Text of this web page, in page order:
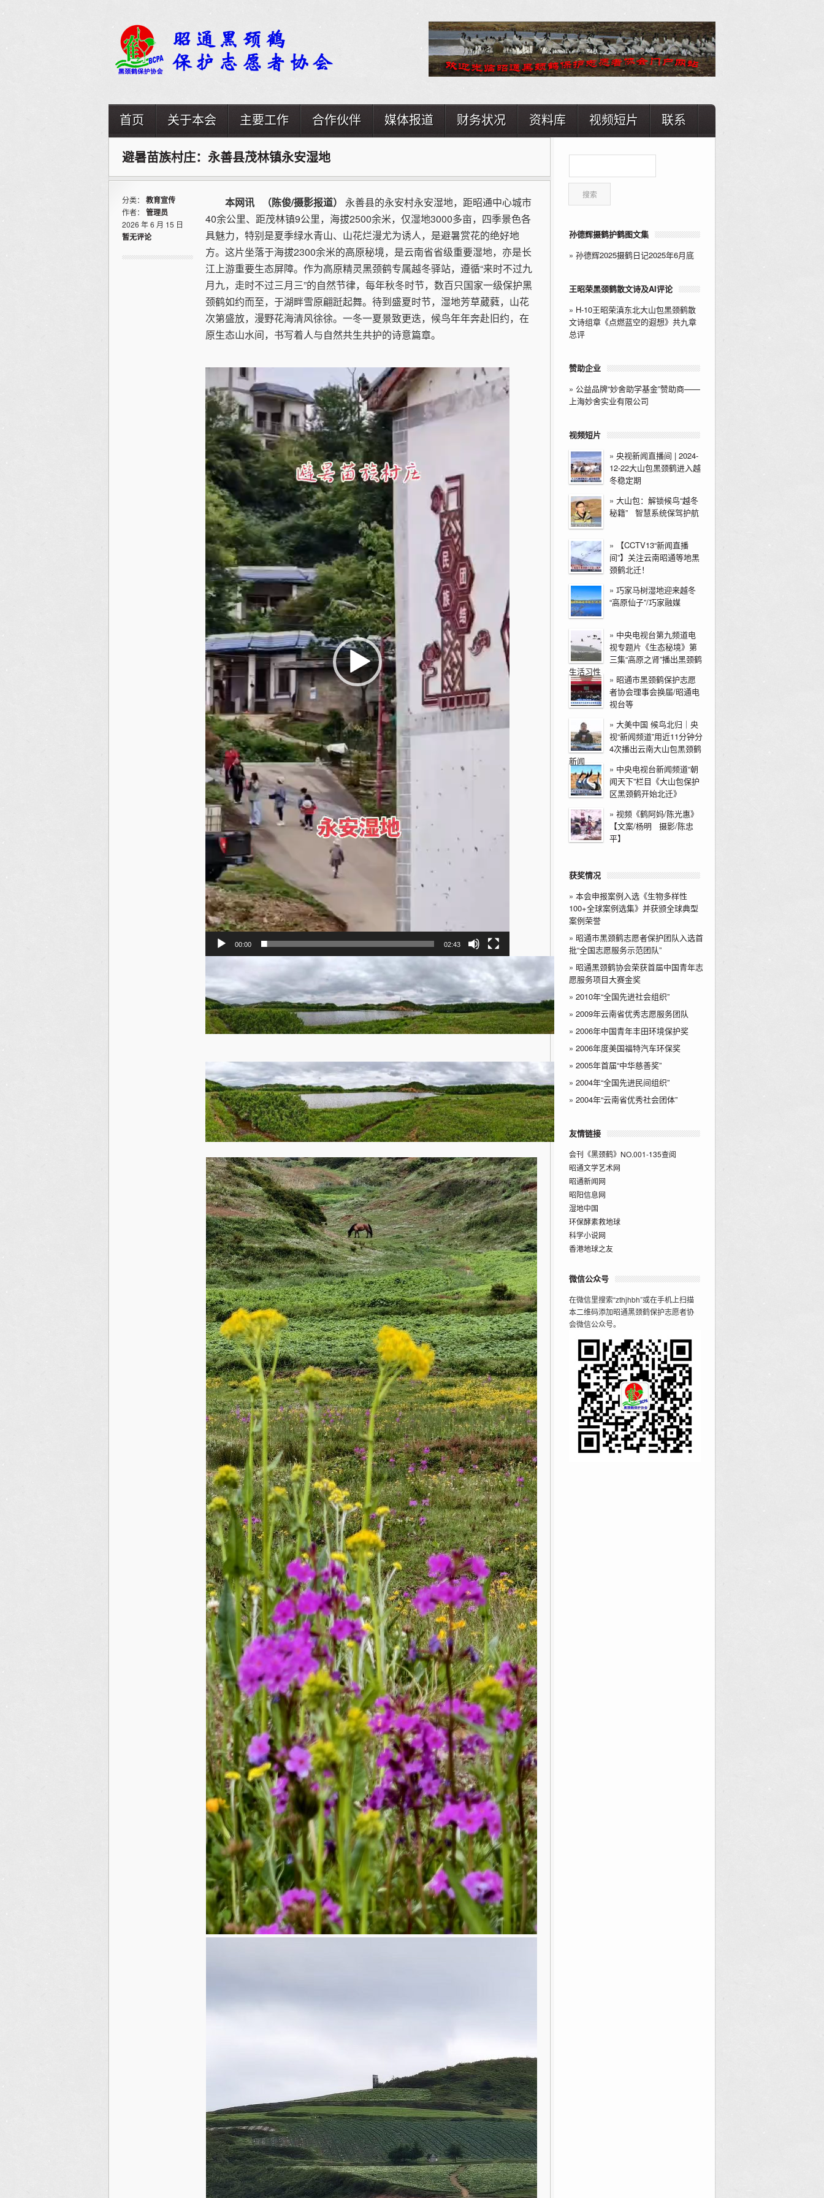
首页 关于本会 主要工作 合作伙伴 媒体报道 财务状况 资料库 视频短片 联系
避暑苗族村庄：永善县茂林镇永安湿地
分类： 教育宣传
作者： 管理员
2026 年 6 月 15 日
暂无评论
本网讯 （陈俊/摄影报道）
永善县的永安村永安湿地，距昭通中心城市
40余公里、距茂林镇9公里，海拔2500余米，仅湿地3000多亩，四季景色各
具魅力，特别是夏季绿水青山、山花烂漫尤为诱人，是避暑赏花的绝好地
方。这片坐落于海拔2300余米的高原秘境，是云南省省级重要湿地，亦是长
江上游重要生态屏障。作为高原精灵黑颈鹤专属越冬驿站，遵循“来时不过九
月九，走时不过三月三”的自然节律，每年秋冬时节，数百只国家一级保护黑
颈鹤如约而至，于湖畔雪原翩跹起舞。待到盛夏时节，湿地芳草葳蕤，山花
次第盛放，漫野花海清风徐徐。一冬一夏景致更迭，候鸟年年奔赴旧约，在
原生态山水间，书写着人与自然共生共护的诗意篇章。
视
频
播
放
器
00:00 02:43
孙德辉摄鹤护鹤图文集
» 孙德辉2025摄鹤日记2025年6月底
王昭荣黑颈鹤散文诗及AI评论
» H-10王昭荣滇东北大山包黑颈鹤散
文诗组章《点燃蓝空的遐想》共九章
总评
赞助企业
» 公益品牌“妙舍助学基金”赞助商——
上海妙舍实业有限公司
视频短片
» 央视新闻直播间 | 2024-
12-22大山包黑颈鹤进入越
冬稳定期
» 大山包：解锁候鸟“越冬
秘籍” 智慧系统保驾护航
»
【CCTV13“新闻直播
间”】关注云南昭通等地黑
颈鹤北迁！
» 巧家马树湿地迎来越冬
“高原仙子”/巧家融媒
» 中央电视台第九频道电
视专题片《生态秘境》第
三集“高原之肾”播出黑颈鹤
生活习性
» 昭通市黑颈鹤保护志愿
者协会理事会换届/昭通电
视台等
» 大美中国 候鸟北归｜央
视“新闻频道”用近11分钟分
4次播出云南大山包黑颈鹤
新闻
» 中央电视台新闻频道“朝
闻天下”栏目《大山包保护
区黑颈鹤开始北迁》
» 视频《鹤阿妈/陈光惠》
【文案/杨明 摄影/陈忠
平】
获奖情况
» 本会申报案例入选《生物多样性
100+全球案例选集》并获颁全球典型
案例荣誉
» 昭通市黑颈鹤志愿者保护团队入选首
批“全国志愿服务示范团队”
» 昭通黑颈鹤协会荣获首届中国青年志
愿服务项目大赛金奖
» 2010年“全国先进社会组织”
» 2009年云南省优秀志愿服务团队
» 2006年中国青年丰田环境保护奖
» 2006年度美国福特汽车环保奖
» 2005年首届“中华慈善奖”
» 2004年“全国先进民间组织”
» 2004年“云南省优秀社会团体”
友情链接
会刊《黑颈鹤》NO.001-135查阅
昭通文学艺术网
昭通新闻网
昭阳信息网
湿地中国
环保酵素救地球
科学小说网
香港地球之友
微信公众号
在微信里搜索“zthjhbh”或在手机上扫描
本二维码添加昭通黑颈鹤保护志愿者协
会微信公众号。